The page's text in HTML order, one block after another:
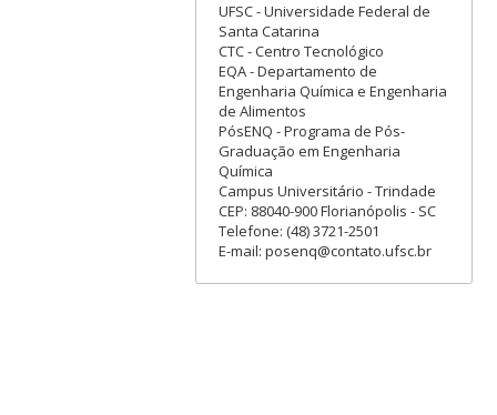
UFSC - Universidade Federal de
Santa Catarina
CTC - Centro Tecnológico
EQA - Departamento de
Engenharia Química e Engenharia
de Alimentos
PósENQ - Programa de Pós-
Graduação em Engenharia
Química
Campus Universitário - Trindade
CEP: 88040-900 Florianópolis - SC
Telefone: (48) 3721-2501
E-mail: posenq@contato.ufsc.br